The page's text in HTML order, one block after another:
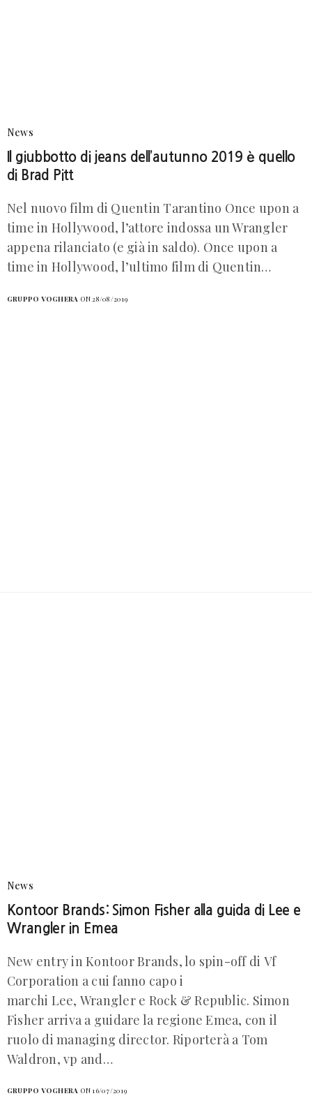
News
Il giubbotto di jeans dell’autunno 2019 è quello
di Brad Pitt
Nel nuovo film di Quentin Tarantino Once upon a
time in Hollywood, l’attore indossa un Wrangler
appena rilanciato (e già in saldo). Once upon a
time in Hollywood, l’ultimo film di Quentin…
GRUPPO VOGHERA ON 28/08/2019
News
Kontoor Brands: Simon Fisher alla guida di Lee e
Wrangler in Emea
New entry in Kontoor Brands, lo spin-off di Vf
Corporation a cui fanno capo i
marchi Lee, Wrangler e Rock & Republic. Simon
Fisher arriva a guidare la regione Emea, con il
ruolo di managing director. Riporterà a Tom
Waldron, vp and…
GRUPPO VOGHERA ON 16/07/2019